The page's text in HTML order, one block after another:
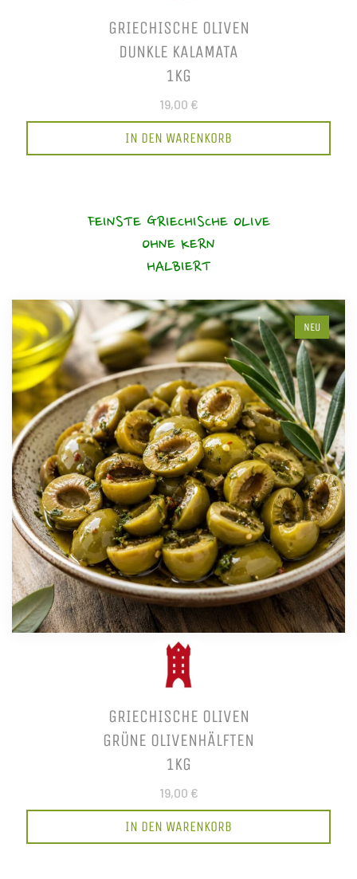
GRIECHISCHE OLIVEN
DUNKLE KALAMATA
1KG
19,00 €
IN DEN WARENKORB
FEINSTE GRIECHISCHE OLIVE
OHNE KERN
HALBIERT
NEU
GRIECHISCHE OLIVEN
GRÜNE OLIVENHÄLFTEN
1KG
19,00 €
IN DEN WARENKORB